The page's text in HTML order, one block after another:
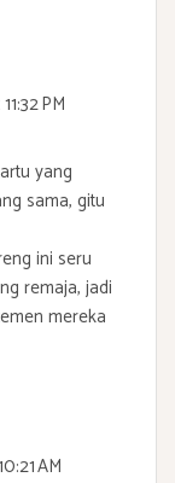
PM
yang
sama, gitu
ini seru
remaja, jadi
mereka
AM